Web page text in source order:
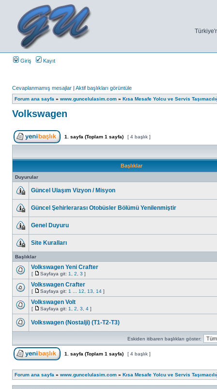
Giriş Kayıt
Cevaplanmamış mesajlar | Aktif başlıkları görüntüle
Forum ana sayfa » www.guncelulasim.com » Kısa Mesafe Yolcu ve Servis
Volkswagen
1 . sayfa (Toplam 1 sayfa) [ 4 başlık ]
Başlıklar
Duyurular
Güncel Ulaşım Vizyon / Misyon
Güncel Şehirlerarası Otobüsler Bölümü Yenilenmiştir
Genel Duyuru
Site Kuralları
Başlıklar
Volkswagen Yeni Crafter
[ Sayfaya git: 1 2 3 ]
Volkswagen Crafter
[ Sayfaya git: 1 12 13 14 ]
Volkswagen Volt
[ Sayfaya git: 1 2 3 4 ]
Volkswagen (Nostalji) (T1-T2-T3)
Eskiden itibaren başlıkları göster:
1 . sayfa (Toplam 1 sayfa) [ 4 başlık ]
Forum ana sayfa » www.guncelulasim.com » Kısa Mesafe Yolcu ve Servis